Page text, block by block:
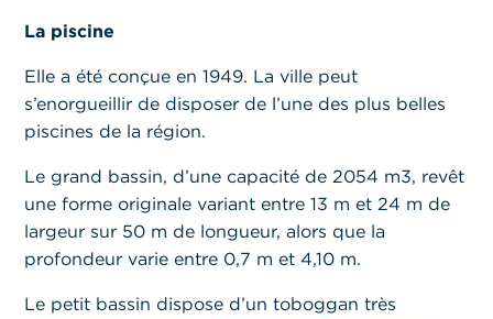
La piscine
Elle a été conçue en 1949. La ville peut
s’enorgueillir de disposer de l’une des plus belles
piscines de la région.
Le grand bassin, d’une capacité de 2054 m3, revêt
une forme originale variant entre 13 m et 24 m de
largeur sur 50 m de longueur, alors que la
profondeur varie entre 0,7 m et 4,10 m.
Le petit bassin dispose d’un toboggan très